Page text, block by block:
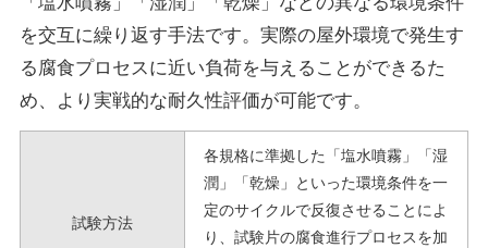
を交互に繰り返す手法です。実際の屋外環境で発生す
る腐食プロセスに近い負荷を与えることができるた
め、より実戦的な耐久性評価が可能です。
試験方法
各規格に準拠した「塩水噴霧」「湿
潤」「乾燥」といった環境条件を一
定のサイクルで反復させることによ
り、試験片の腐食進行プロセスを加